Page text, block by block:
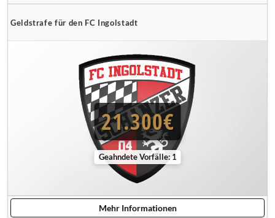
Geldstrafe für den FC Ingolstadt
21.300€
Geahndete Vorfälle: 1
Mehr Informationen